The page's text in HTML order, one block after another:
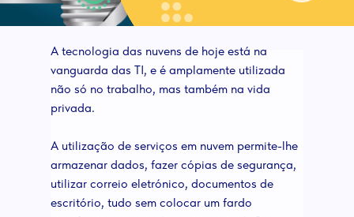
A tecnologia das nuvens de hoje está na
vanguarda das TI, e é amplamente utilizada
não só no trabalho, mas também na vida
privada.
A utilização de serviços em nuvem permite-lhe
armazenar dados, fazer cópias de segurança,
utilizar correio eletrónico, documentos de
escritório, tudo sem colocar um fardo